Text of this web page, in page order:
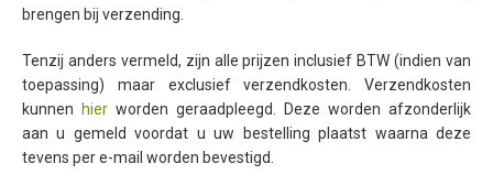
brengen bij verzending.
Tenzij anders vermeld, zijn alle prijzen inclusief BTW (indien van
toepassing) maar exclusief verzendkosten. Verzendkosten
kunnen
hier worden geraadpleegd. Deze worden afzonderlijk
aan u gemeld voordat u uw bestelling plaatst waarna deze
tevens per e-mail worden bevestigd.